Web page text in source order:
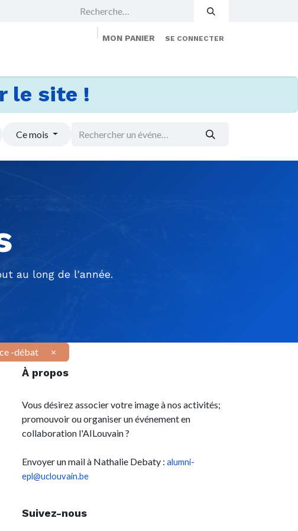
MON PANIER SE CONNECTER
le site !
Ce mois
au long de l'année.
-débat ×
À propos
Vous désirez associer votre image à nos activités;
promouvoir ou organiser un événement en
collaboration l'AILouvain ?
Envoyer un mail à Nathalie Debaty : alumni-
epl@uclouvain.be
Suivez-nous